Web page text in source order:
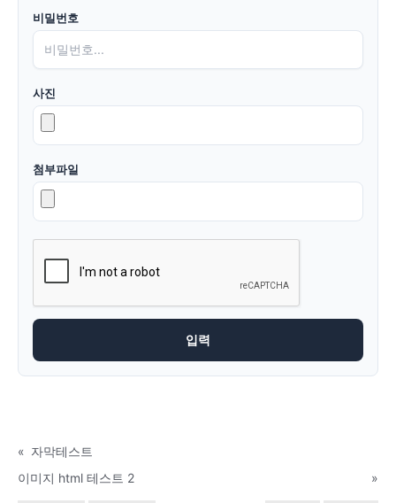
비밀번호
사진
첨부파일
« 자막테스트
이미지 html 테스트 2
»